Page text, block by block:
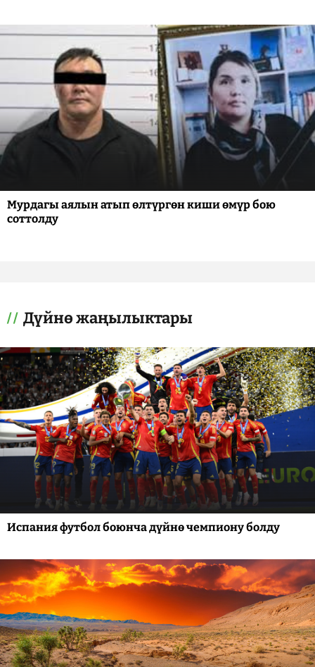
Мурдагы аялын атып өлтүргөн киши өмүр бою
соттолду
Дүйнө жаңылыктары
Испания футбол боюнча дүйнө чемпиону болду